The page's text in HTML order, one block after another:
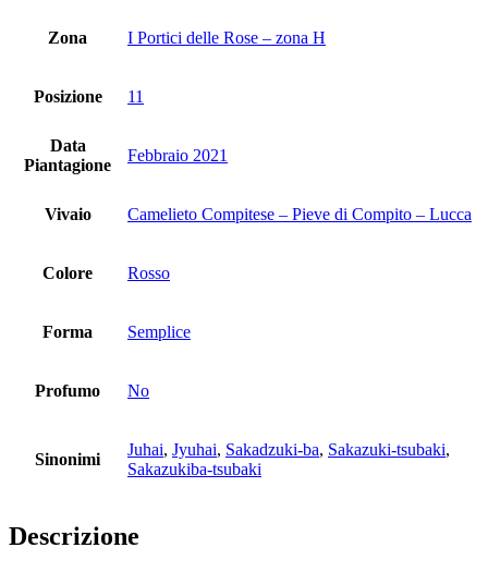
Zona I Portici delle Rose – zona H
Posizione 11
Data
Piantagione
Febbraio 2021
Vivaio Camelieto Compitese – Pieve di Compito – Lucca
Colore Rosso
Forma Semplice
Profumo No
Sinonimi
Juhai, Jyuhai, Sakadzuki-ba, Sakazuki-tsubaki,
Sakazukiba-tsubaki
Descrizione